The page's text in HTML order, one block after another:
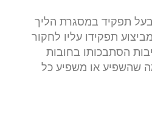
תפקיד במסגרת הליך
תפקידו עליו לחקור
הסתבכותו בחובות
שהשפיע או משפיע כל